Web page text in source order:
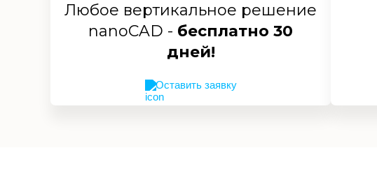
Любое вертикальное решение
nanoCAD - бесплатно 30
дней!
Оставить заявку